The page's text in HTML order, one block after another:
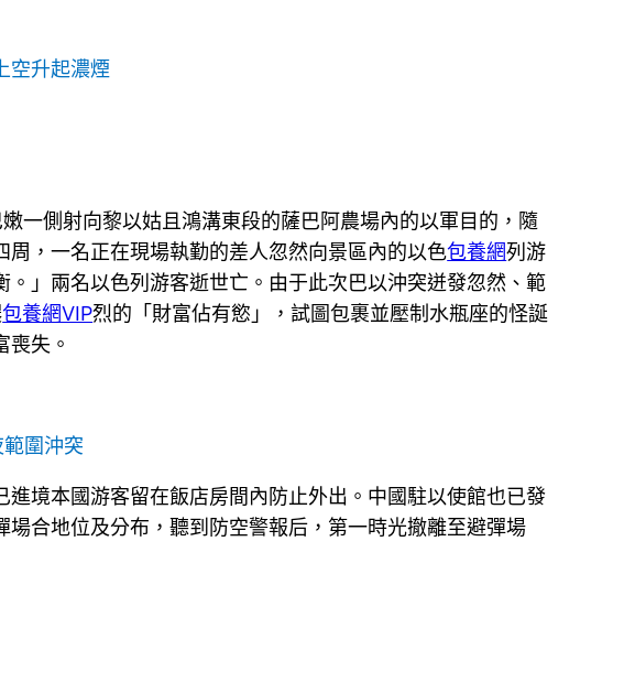
空升起濃煙
一側射向黎以姑且鴻溝東段的薩巴阿農場內的以軍目的，隨
，一名正在現場執勤的差人忽然向景區內的以色包養網列游
」兩名以色列游客逝世亡。由于此次巴以沖突迸發忽然、範
包養網VIP烈的「財富佔有慾」，試圖包裹並壓制水瓶座的怪誕
失。
圍沖突
境本國游客留在飯店房間內防止外出。中國駐以使館也已發
場合地位及分布，聽到防空警報后，第一時光撤離至避彈場